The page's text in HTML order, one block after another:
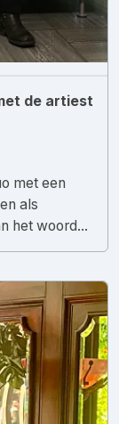
de artiest
met een
als
het woord...